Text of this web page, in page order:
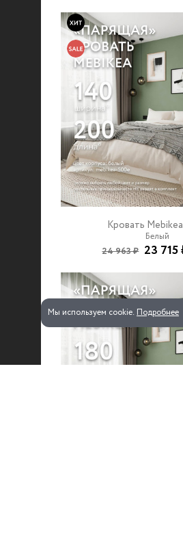
Мы используем cookie. Подробнее
Кровать
Белый
24 963 ₽ 23 715